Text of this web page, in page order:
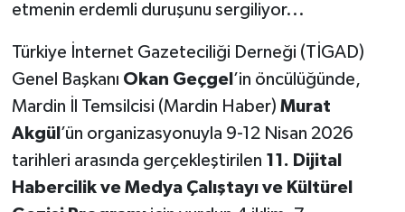
etmenin erdemli duruşunu sergiliyor...
Türkiye İnternet Gazeteciliği Derneği (TİGAD)
Genel Başkanı Okan Geçgel ’in öncülüğünde,
Mardin İl Temsilcisi (Mardin Haber) Murat
Akgül ’ün organizasyonuyla 9-12 Nisan 2026
tarihleri arasında gerçekleştirilen 11. Dijital
Habercilik ve Medya Çalıştayı ve Kültürel